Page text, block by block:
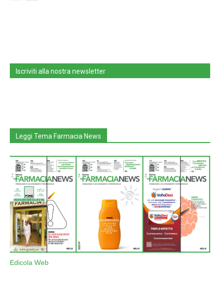
Iscriviti alla nostra newsletter
Leggi Tema Farmacia News
Edicola Web